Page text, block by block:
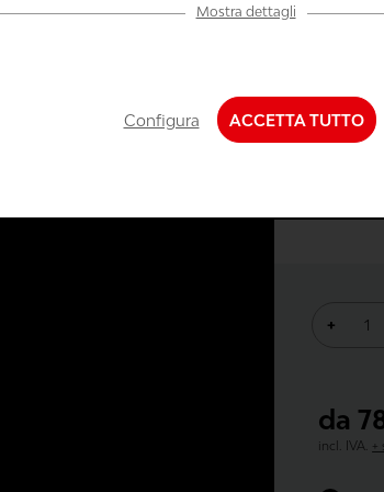
La lista
schiuma
account
da
incl. IVA. +
+
Mostra dettagli
Configura ACCETTA TUTTO